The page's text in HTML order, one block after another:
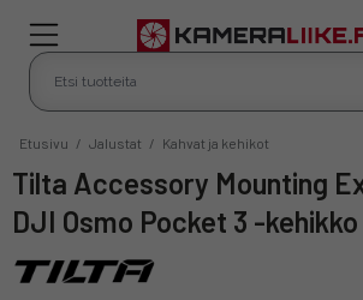
Etusivu / Jalustat / Kahvat ja kehikot
Tilta Accessory Mounting Expander for
DJI Osmo Pocket 3 -kehikko